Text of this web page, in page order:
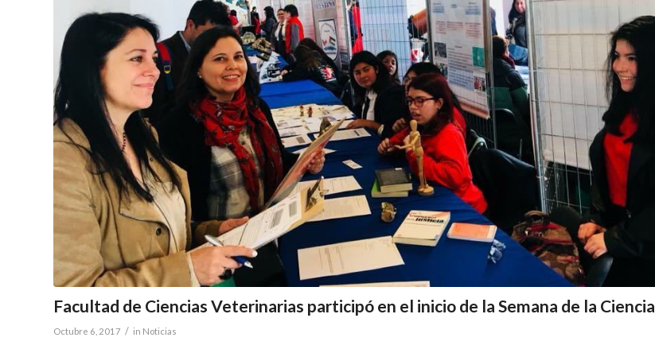
Facultad de Ciencias Veterinarias participó en el inicio de la Semana de la Ciencia
Octubre 6, 2017 / in Noticias